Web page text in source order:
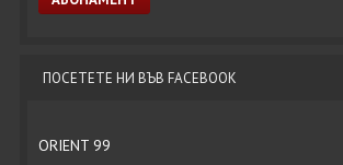
ПОСЕТЕТЕ НИ ВЪВ FACEBOOK
ORIENT 99